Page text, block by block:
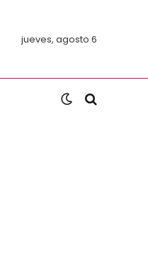
jueves, agosto 6